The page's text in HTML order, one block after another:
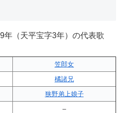
年（天平宝字3年）の代表歌
笠郎女
橘諸兄
狭野弟上娘子
–